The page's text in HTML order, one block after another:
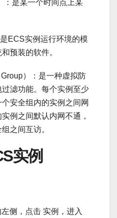
：是某一个时间点上某
ECS实例运行环境的模
预装的软件。
）：是一种虚拟防
滤功能。每个实例至少
安全组内的实例之间网
例之间默认内网不通，
之间互访。
实例
侧，点击 实例，进入